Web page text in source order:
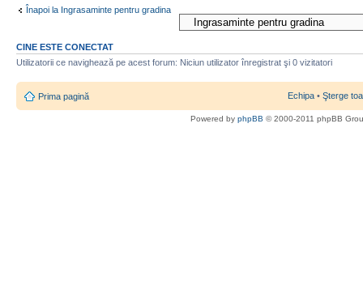
Înapoi la Ingrasaminte pentru gradina
CINE ESTE CONECTAT
Utilizatorii ce navighează pe acest forum: Niciun utilizator înregistrat şi 0 vizitatori
Prima pagină Echipa • Şterge
Powered by phpBB © 2000-2011 phpBB